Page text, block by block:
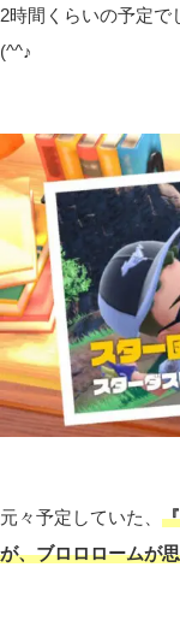
2時間くらいの予定で
(^^♪
元々予定していた、
が、ブロロロームが